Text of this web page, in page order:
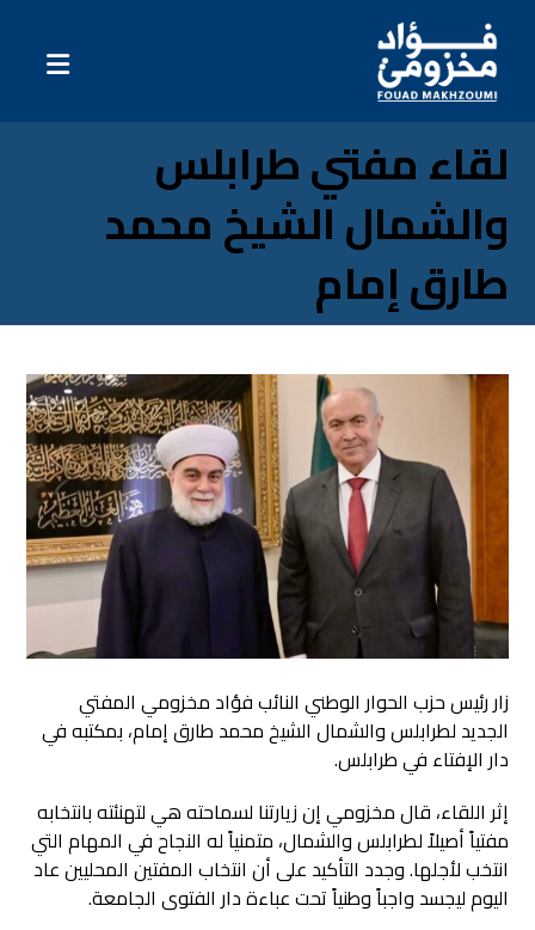
لقاء مفتي طرابلس
والشمال الشيخ محمد
طارق إمام
زار رئيس حزب الحوار الوطني النائب فؤاد مخزومي المفتي
الجديد لطرابلس والشمال الشيخ محمد طارق إمام، بمكتبه في
دار الإفتاء في طرابلس.
إثر اللقاء، قال مخزومي إن زيارتنا لسماحته هي لتهنئته بانتخابه
مفتياً أصيلاً لطرابلس والشمال، متمنياً له النجاح في المهام التي
انتخب لأجلها. وجدد التأكيد على أن انتخاب المفتين المحليين عاد
اليوم ليجسد واجباً وطنياً تحت عباءة دار الفتوى الجامعة.